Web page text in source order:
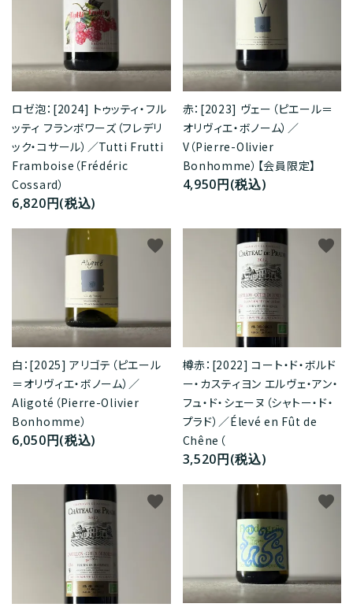
ロゼ泡：[2024] トゥッティ・フル
ッティ フランボワーズ（フレデリ
ック・コサール）／Tutti Frutti
Framboise（Frédéric
Cossard）
6,820円(税込)
赤：[2023] ヴェー（ピエール＝
オリヴィエ・ボノーム）／
V（Pierre-Olivier
Bonhomme）【会員限定】
4,950円(税込)
白：[2025] アリゴテ（ピエール
＝オリヴィエ・ボノーム）／
Aligoté（Pierre-Olivier
Bonhomme）
6,050円(税込)
favorite
樽赤：[2022] コート・ド・ボルド
ー・カスティヨン エルヴェ・アン・
フュ・ド・シェーヌ（シャトー・ド・
プラド）／Élevé en Fût de
Chêne（
3,520円(税込)
favorite
favorite favorite